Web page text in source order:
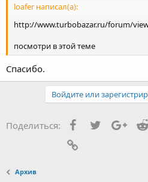
loafer написал(а):
http://www.turbobazar.ru/forum/
посмотри в этой теме
Спасибо.
Войдите или
Поделиться: FacebookTwitter
Архив